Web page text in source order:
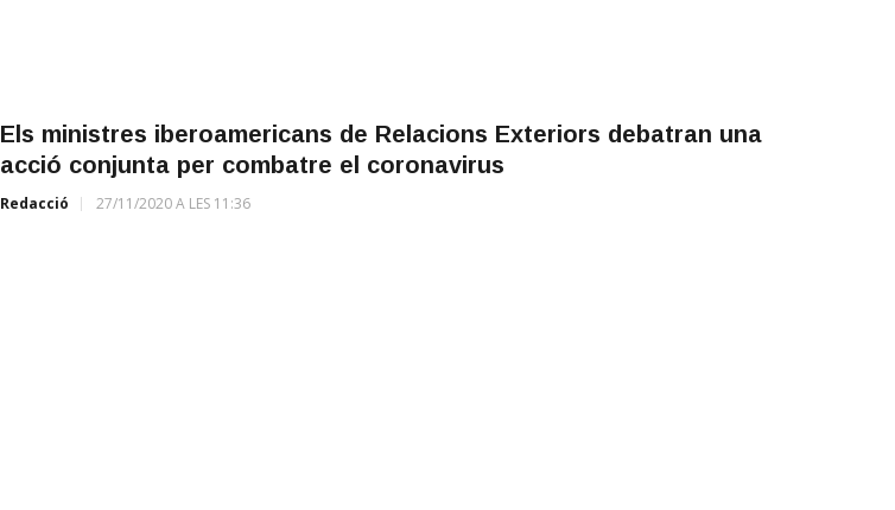
Els ministres iberoamericans de Relacions Exteriors debatran una
acció conjunta per combatre el coronavirus
Redacció 27/11/2020 A LES 11:36